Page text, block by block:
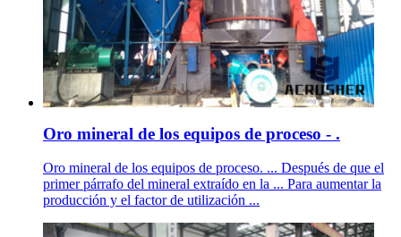
Oro mineral de los equipos de proceso - .
Oro mineral de los equipos de proceso. ... Después de que el
primer párrafo del mineral extraído en la ... Para aumentar la
producción y el factor de utilización ...